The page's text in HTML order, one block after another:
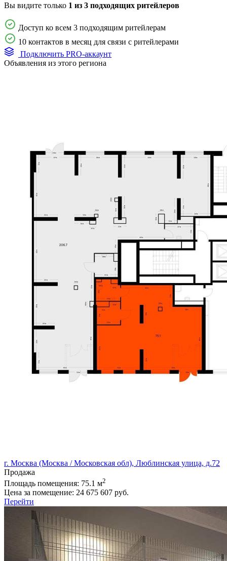
Вы видите только 1 из 3 подходящих ритейлеров
Доступ ко всем 3 подходящим ритейлерам
10 контактов в месяц для связи с ритейлерами
Подключить PRO-аккаунт
Объявления из этого региона
г. Москва (Москва / Московская обл), Люблинская улица, д.72
Продажа
Площадь помещения: 75.1 м2
Цена за помещение: 24 675 607 руб.
Перейти